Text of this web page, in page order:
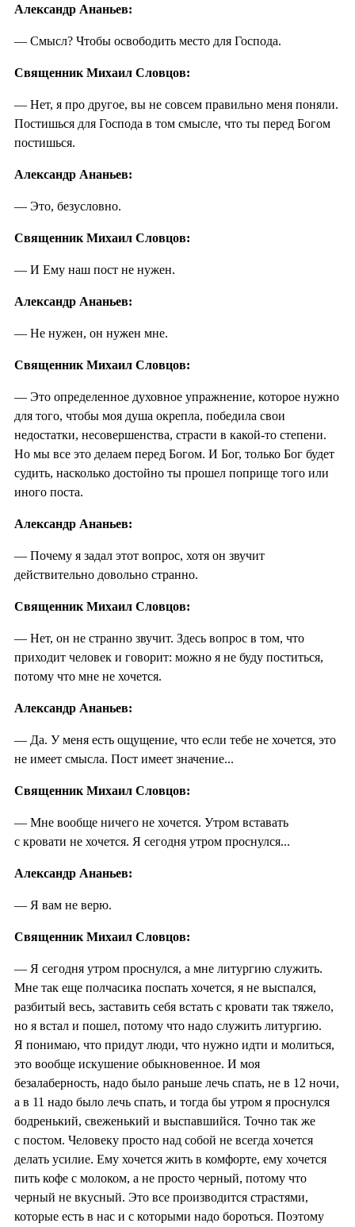
Александр Ананьев:
— Смысл? Чтобы освободить место для Господа.
Священник Михаил Словцов:
— Нет, я про другое, вы не совсем правильно меня поняли.
Постишься для Господа в том смысле, что ты перед Богом
постишься.
Александр Ананьев:
— Это, безусловно.
Священник Михаил Словцов:
— И Ему наш пост не нужен.
Александр Ананьев:
— Не нужен, он нужен мне.
Священник Михаил Словцов:
— Это определенное духовное упражнение, которое нужно
для того, чтобы моя душа окрепла, победила свои
недостатки, несовершенства, страсти в какой-то степени.
Но мы все это делаем перед Богом. И Бог, только Бог будет
судить, насколько достойно ты прошел поприще того или
иного поста.
Александр Ананьев:
— Почему я задал этот вопрос, хотя он звучит
действительно довольно странно.
Священник Михаил Словцов:
— Нет, он не странно звучит. Здесь вопрос в том, что
приходит человек и говорит: можно я не буду поститься,
потому что мне не хочется.
Александр Ананьев:
— Да. У меня есть ощущение, что если тебе не хочется, это
не имеет смысла. Пост имеет значение...
Священник Михаил Словцов:
— Мне вообще ничего не хочется. Утром вставать
с кровати не хочется. Я сегодня утром проснулся...
Александр Ананьев:
— Я вам не верю.
Священник Михаил Словцов:
— Я сегодня утром проснулся, а мне литургию служить.
Мне так еще полчасика поспать хочется, я не выспался,
разбитый весь, заставить себя встать с кровати так тяжело,
но я встал и пошел, потому что надо служить литургию.
Я понимаю, что придут люди, что нужно идти и молиться,
это вообще искушение обыкновенное. И моя
безалаберность, надо было раньше лечь спать, не в 12 ночи,
а в 11 надо было лечь спать, и тогда бы утром я проснулся
бодренький, свеженький и выспавшийся. Точно так же
с постом. Человеку просто над собой не всегда хочется
делать усилие. Ему хочется жить в комфорте, ему хочется
пить кофе с молоком, а не просто черный, потому что
черный не вкусный. Это все производится страстями,
которые есть в нас и с которыми надо бороться. Поэтому